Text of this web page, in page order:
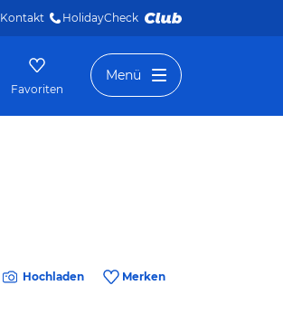
Kontakt HolidayCheck
Favoriten
Menü
Hochladen Merken